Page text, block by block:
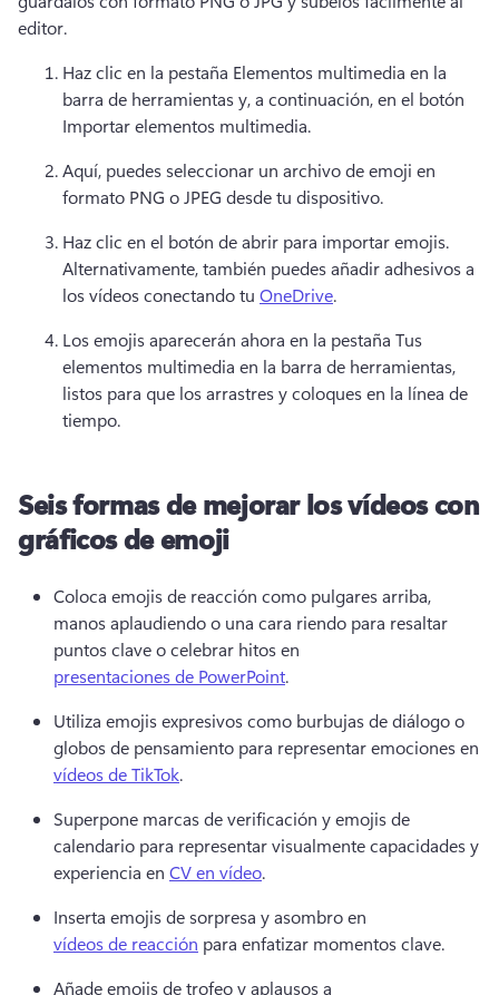
editor.
Haz clic en la pestaña Elementos multimedia en la
barra de herramientas y, a continuación, en el botón
Importar elementos multimedia.
Aquí, puedes seleccionar un archivo de emoji en
formato PNG o JPEG desde tu dispositivo.
Alternativamente, también puedes añadir adhesivos a
los vídeos conectando tu OneDrive.
Los emojis aparecerán ahora en la pestaña Tus
elementos multimedia en la barra de herramientas,
listos para que los arrastres y coloques en la línea de
tiempo.
Seis formas de mejorar los vídeos con
gráficos de emoji
Coloca emojis de reacción como pulgares arriba,
manos aplaudiendo o una cara riendo para resaltar
puntos clave o celebrar hitos en
presentaciones de PowerPoint.
Utiliza emojis expresivos como burbujas de diálogo o
vídeos de TikTok.
Superpone marcas de verificación y emojis de
calendario para representar visualmente capacidades y
experiencia en CV en vídeo.
Inserta emojis de sorpresa y asombro en
vídeos de reacción para enfatizar momentos clave.
Añade emojis de trofeo y aplausos a